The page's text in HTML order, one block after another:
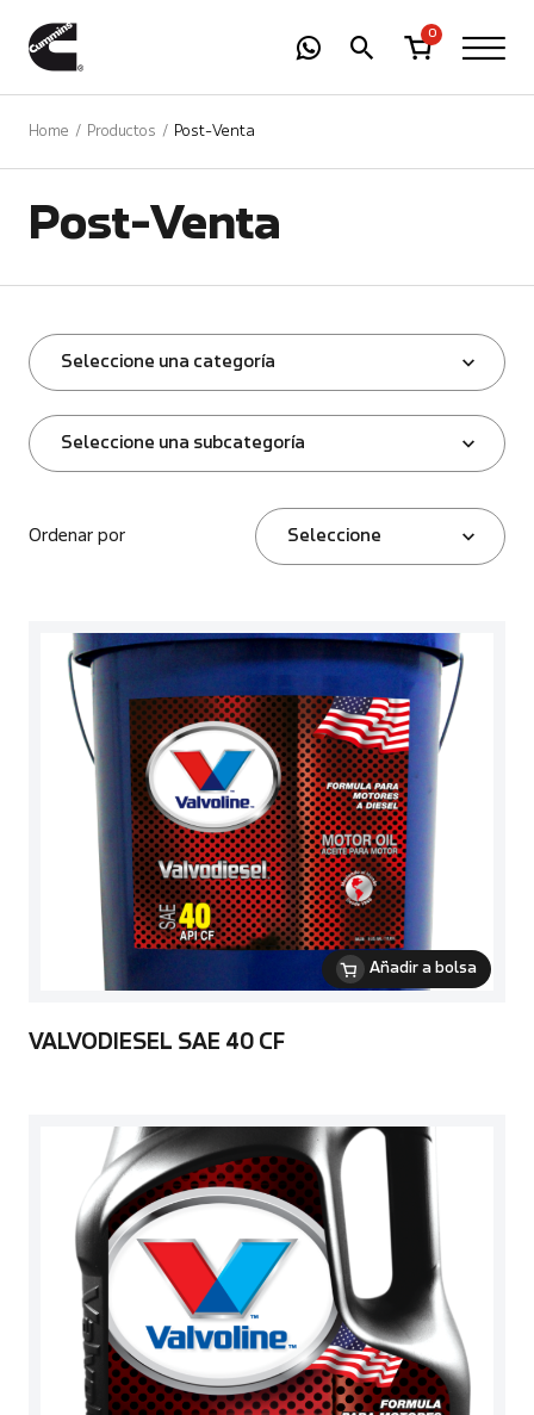
0
Home Productos Post-Venta
Post-Venta
Seleccione una categoría
Seleccione una subcategoría
Ordenar por Seleccione
Añadir a bolsa
VALVODIESEL SAE 40 CF